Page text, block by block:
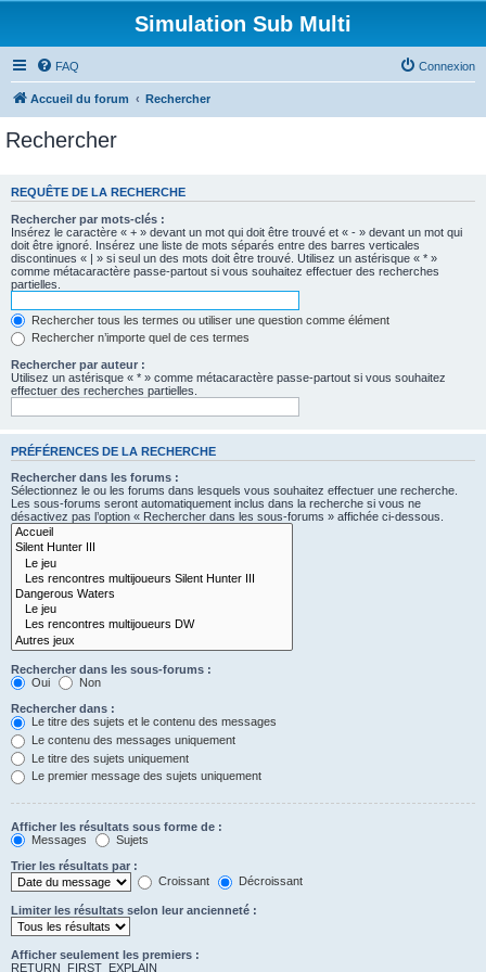
Simulation Sub Multi
FAQ Connexion
Accueil du forum Rechercher
Rechercher
REQUÊTE DE LA RECHERCHE
Rechercher par mots-clés :
Insérez le caractère « + » devant un mot qui doit être trouvé et « - » devant un mot qui
doit être ignoré. Insérez une liste de mots séparés entre des barres verticales
discontinues « | » si seul un des mots doit être trouvé. Utilisez un astérisque « * »
comme métacaractère passe-partout si vous souhaitez effectuer des recherches
partielles.
Rechercher tous les termes ou utiliser une question comme élément
Rechercher n’importe quel de ces termes
Rechercher par auteur :
Utilisez un astérisque « * » comme métacaractère passe-partout si vous souhaitez
effectuer des recherches partielles.
PRÉFÉRENCES DE LA RECHERCHE
Rechercher dans les forums :
Sélectionnez le ou les forums dans lesquels vous souhaitez effectuer une recherche.
Les sous-forums seront automatiquement inclus dans la recherche si vous ne
désactivez pas l’option « Rechercher dans les sous-forums » affichée ci-dessous.
Rechercher dans les sous-forums :
Oui
Non
Rechercher dans :
Le titre des sujets et le contenu des messages
Le contenu des messages uniquement
Le titre des sujets uniquement
Le premier message des sujets uniquement
Afficher les résultats sous forme de :
Messages
Sujets
Trier les résultats par :
Croissant
Décroissant
Limiter les résultats selon leur ancienneté :
Afficher seulement les premiers :
RETURN_FIRST_EXPLAIN